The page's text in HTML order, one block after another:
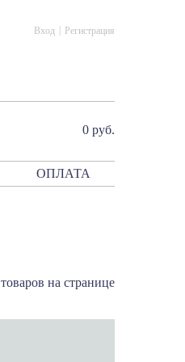
Вход
Регистрация
0 руб.
ОПЛАТА
товаров на странице